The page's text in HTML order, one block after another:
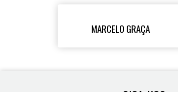
MARCELO GRAÇA